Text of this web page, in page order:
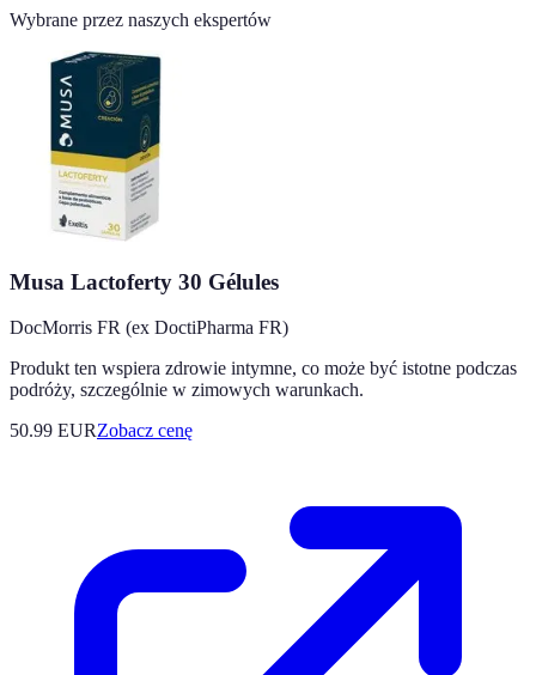
Wybrane przez naszych ekspertów
Musa Lactoferty 30 Gélules
DocMorris FR (ex DoctiPharma FR)
Produkt ten wspiera zdrowie intymne, co może być istotne podczas
podróży, szczególnie w zimowych warunkach.
50.99 EURZobacz cenę